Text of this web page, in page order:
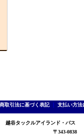
取引法に基づく表記｜ 支払い方法
越谷タックルアイランド・バ
〒343-0838